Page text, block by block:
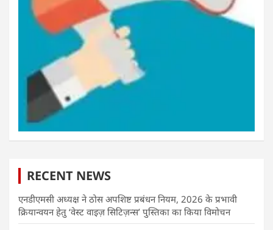
RECENT NEWS
एनडीएमसी अध्यक्ष ने ठोस अपशिष्ट प्रबंधन नियम, 2026 के प्रभावी
क्रियान्वयन हेतु ‘वेस्ट वाइज़ सिटिज़न्स’ पुस्तिका का किया विमोचन